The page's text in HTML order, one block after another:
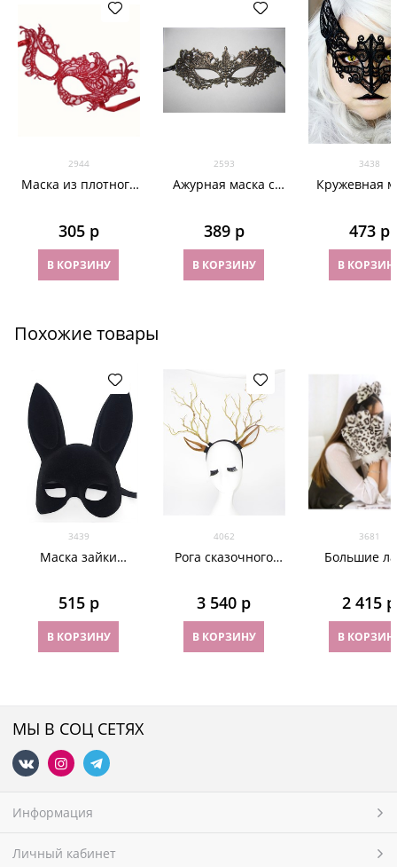
2944
Маска из плотного
305 р
В КОРЗИНУ
2593
Ажурная маска с
389 р
В КОРЗИНУ
3438
Кружевная
473 р
В
Похожие товары
3439
Маска зайки
515 р
В КОРЗИНУ
4062
Рога сказочного
3 540 р
В КОРЗИНУ
3681
Большие
2 415 р
В
МЫ В СОЦ СЕТЯХ
Информация
Личный кабинет